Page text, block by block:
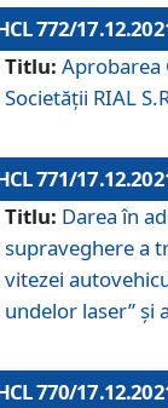
772/
Titlu: Aprobarea
Societăţii RIAL
771/
Titlu: Darea în
supraveghere a
vitezei
undelor laser” și
770/